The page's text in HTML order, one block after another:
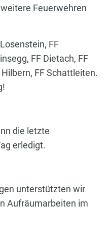
Feuerwehren
FF
FF Dietach, FF
FF Schattleiten.
die letzte
erledigt.
unterstützten wir
Aufräumarbeiten im